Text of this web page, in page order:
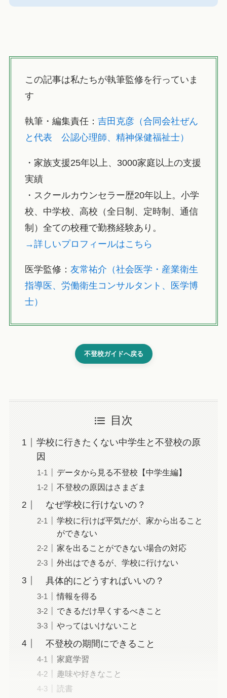
この記事は私たちが執筆監修を行っていま
す
執筆・編集責任： 吉田克彦（合同会社ぜん
と代表 公認心理師、精神保健福祉士）
・家族支援25年以上、3000家庭以上の支援
実績
・スクールカウンセラー歴20年以上。小学
校、中学校、高校（全日制、定時制、通信
制）全ての校種で勤務経験あり。
→詳しいプロフィールはこちら
医学監修： 友常祐介（社会医学・産業衛生
指導医、労働衛生コンサルタント、医学博
士）
不登校ガイドへ戻る
目次
学校に行きたくない中学生と不登校の原
因
データから見る不登校【中学生編】
不登校の原因はさまざま
なぜ学校に行けないの？
学校に行けば平気だが、家から出ること
ができない
家を出ることができない場合の対応
外出はできるが、学校に行けない
具体的にどうすればいいの？
情報を得る
できるだけ早くするべきこと
やってはいけないこと
不登校の期間にできること
家庭学習
趣味や好きなこと
読書